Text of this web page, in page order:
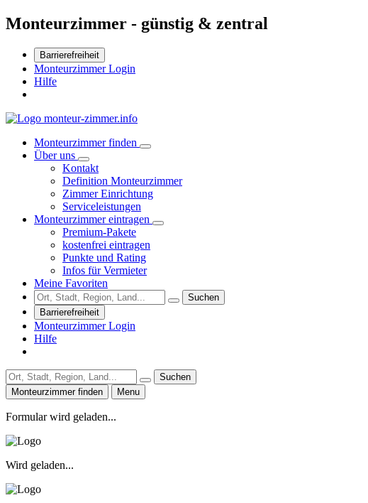
Monteurzimmer - günstig & zentral
Barrierefreiheit
Monteurzimmer Login
Hilfe
Monteurzimmer finden
Über uns
Kontakt
Definition Monteurzimmer
Zimmer Einrichtung
Serviceleistungen
Monteurzimmer eintragen
Premium-Pakete
kostenfrei eintragen
Punkte und Rating
Infos für Vermieter
Meine Favoriten
Suchen
Barrierefreiheit
Monteurzimmer Login
Hilfe
Suchen
Monteurzimmer finden
Menu
Formular wird geladen...
Wird geladen...